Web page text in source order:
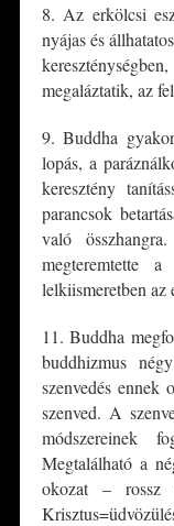
8. Az erkölcsi
nyájas és
megaláztatik, az
9. Buddha
lopás, a
keresztény
parancsok
való
megteremtette
lelkiismeretben az
11. Buddha
buddhizmus
szenvedés
szenved. A
módszereinek
Megtalálható a
okozat –